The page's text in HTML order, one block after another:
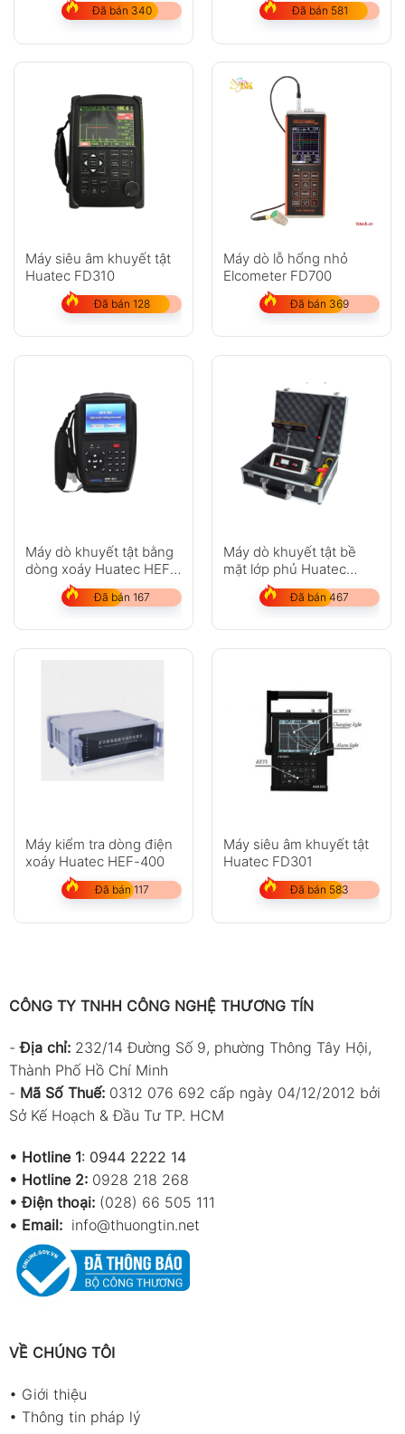
Đã bán 340 Đã bán 581
Máy siêu âm khuyết tật
Huatec FD310
Đã bán 128
Máy dò lỗ hổng nhỏ
Elcometer FD700
Đã bán 369
Máy dò khuyết tật bằng
dòng xoáy Huatec HEF-
Đã bán 167
Máy dò khuyết tật bề
mặt lớp phủ Huatec
HD201A/B/C
Đã bán 467
Máy kiểm tra dòng điện
xoáy Huatec HEF-400
Đã bán 117
Máy siêu âm khuyết tật
Huatec FD301
Đã bán 583
CÔNG TY TNHH CÔNG NGHỆ THƯƠNG TÍN
-Địa chỉ: 232/14 Đường Số 9, phường Thông Tây Hội,
Thành Phố Hồ Chí Minh
- Mã Số Thuế: 0312 076 692 cấp ngày 04/12/2012 bởi
Sở Kế Hoạch & Đầu Tư TP. HCM
• Hotline 1: 0944 2222 14
• Hotline 2: 0928 218 268
• Điện thoại: (028) 66 505 111
• Email: info@thuongtin.net
VỀ CHÚNG TÔI
• Giới thiệu
• Thông tin pháp lý